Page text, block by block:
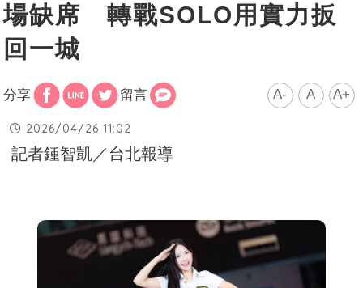
場缺席 轉戰SOLO用實力扳
回一城
分享 留言 A- A A+
2026/04/26 11:02
記者鍾智凱／台北報導